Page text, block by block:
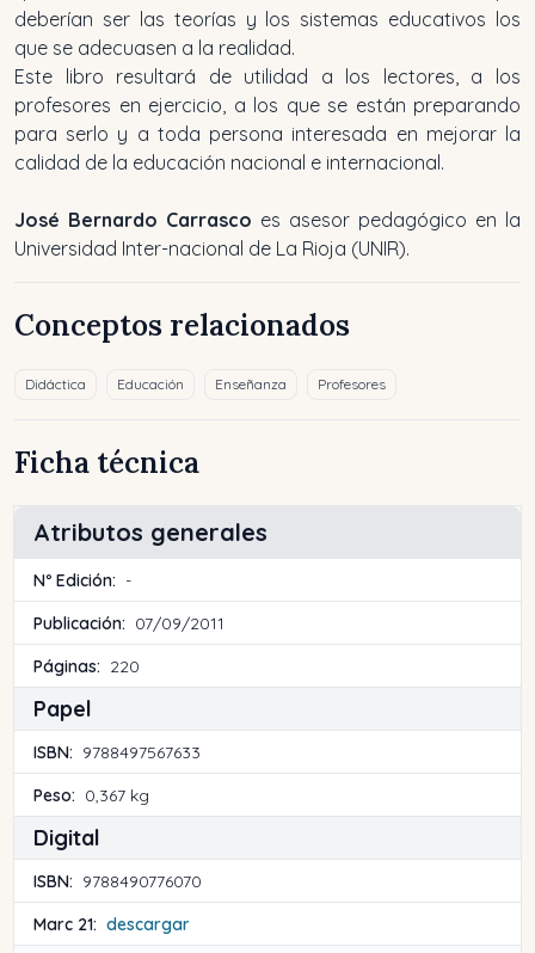
deberían ser las teorías y los sistemas educativos los
que se adecuasen a la realidad.
Este libro resultará de utilidad a los lectores, a los
profesores en ejercicio, a los que se están preparando
para serlo y a toda persona interesada en mejorar la
calidad de la educación nacional e internacional.
José Bernardo Carrasco es asesor pedagógico en la
Universidad Inter-nacional de La Rioja (UNIR).
Conceptos relacionados
Didáctica Educación Enseñanza Profesores
Ficha técnica
Atributos generales
Nº Edición: -
Publicación: 07/09/2011
Páginas: 220
Papel
ISBN: 9788497567633
Peso: 0,367 kg
Digital
ISBN: 9788490776070
Marc 21: descargar